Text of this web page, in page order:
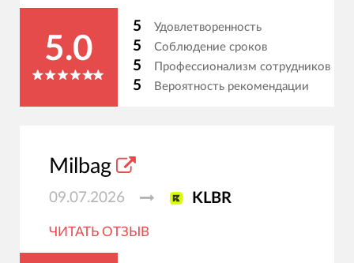
5.0
5 Удовлетворенность
5 Соблюдение сроков
5 Профессионализм сотрудников
5 Вероятность рекомендации
Milbag
09.07.2026 KLBR
ЧИТАТЬ ОТЗЫВ